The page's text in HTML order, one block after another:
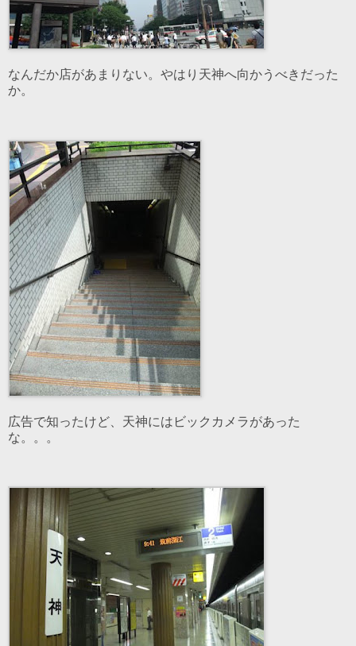
なんだか店があまりない。やはり天神へ向かうべきだった
か。
広告で知ったけど、天神にはビックカメラがあった
な。。。